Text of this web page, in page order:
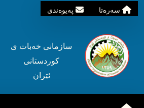
سه‌ره‌تا په‌یوه‌ندی
سازمانی خه‌بات ی
کوردستانی
ئێران